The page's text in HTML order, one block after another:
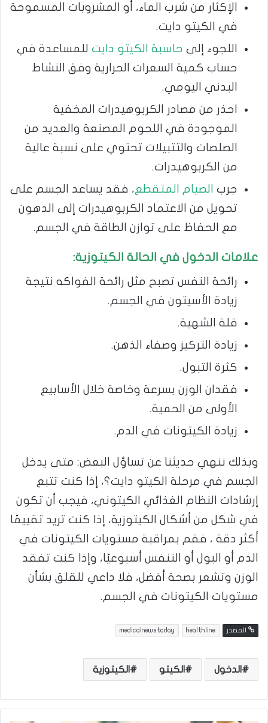
الإكثار من شرب الماء، أو المشروبات المسموحة
في الكيتو دايت.
اللجوء إلى حاسبة الكيتو دايت للمساعدة في
حساب كمية السعرات الحرارية وفق النشاط
البدني اليومي.
احذر من مصادر الكربوهيدرات المخفية
الموجودة في اللحوم المصنعة والعديد من
الصلصات والتتبيلات تحتوي على نسبة عالية
من الكربوهيدرات.
جرب الصيام المتقطع، فقد يساعد الجسم على
تحويل من الاعتماد الكربوهيدرات إلى الدهون
مع الحفاظ على توازن الطاقة في الجسم.
علامات الدخول في الحالة الكيتوزية:
رائحة النفس تصبح مثل رائحة الفواكه نتيجة
زيادة الأسيتون في الجسم.
قلة الشهية.
زيادة التركيز وصفاء الذهن.
كثرة التبول.
فقدان الوزن بسرعة وخاصة خلال الأسابيع
الأولى من الحمية.
زيادة الكيتونات في الدم.
وبذلك ننهي حديثنا عن تساؤل البعض: متى يدخل
الجسم في مرحلة الكيتو دايت؟، إذا كنت تتبع
إرشادات النظام الغذائي الكيتوني، فيجب أن تكون
في شكل من أشكال الكيتوزية، إذا كنت تريد تقييمًا
أكثر دقة ، فقم بمراقبة مستويات الكيتونات في
الدم أو البول أو التنفس أسبوعيًا، وإذا كنت تفقد
الوزن وتشعر بصحة أفضل، فلا داعي للقلق بشأن
مستويات الكيتونات في الجسم.
المصدر healthline
medicalnewstoday
الدخول الكيتو الكيتوزية